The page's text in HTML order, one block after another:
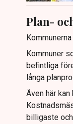
Plan-
Kommuner
befintliga
långa
Även här
billigaste